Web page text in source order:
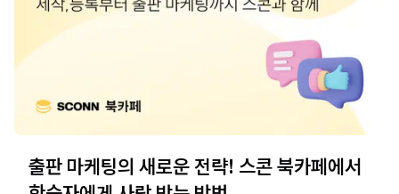
출판 마케팅의 새로운 전략! 스콘 북카페에서